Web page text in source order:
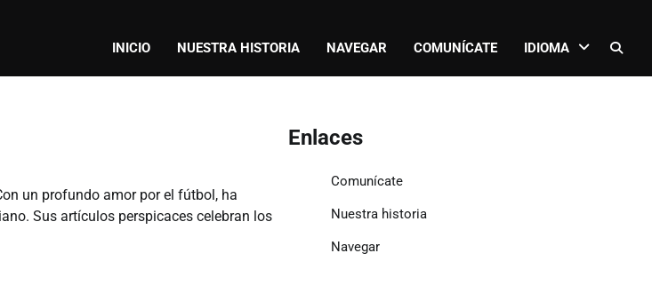
INICIO NUESTRA HISTORIA NAVEGAR COMUNÍCATE IDIOMA
un profundo amor por el fútbol, ha
Sus artículos perspicaces celebran los
Enlaces
Comunícate
Nuestra historia
Navegar